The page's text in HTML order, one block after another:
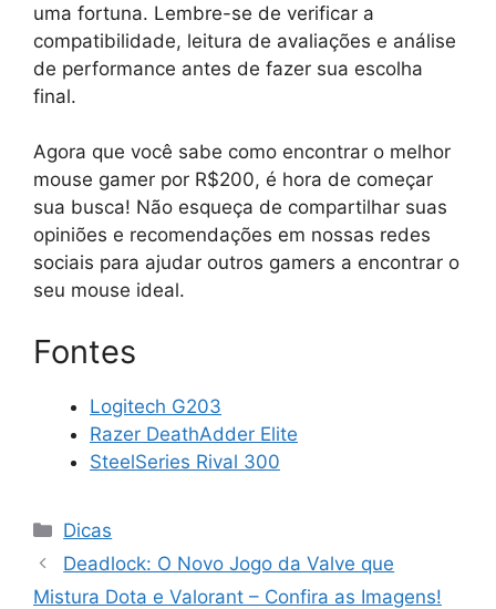
uma fortuna. Lembre-se de verificar a
compatibilidade, leitura de avaliações e análise
de performance antes de fazer sua escolha
final.
Agora que você sabe como encontrar o melhor
mouse gamer por R$200, é hora de começar
sua busca! Não esqueça de compartilhar suas
opiniões e recomendações em nossas redes
sociais para ajudar outros gamers a encontrar o
seu mouse ideal.
Fontes
Logitech G203
Razer DeathAdder Elite
SteelSeries Rival 300
Categorias
Dicas
Deadlock: O Novo Jogo da Valve que
Mistura Dota e Valorant – Confira as Imagens!